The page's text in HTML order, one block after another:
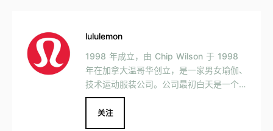
lululemon
1998 年成立，由 Chip Wilson 于 1998
年在加拿大温哥华创立，是一家男女瑜伽、
技术运动服装公司。公司最初白天是一个设
计工作室，晚上则作为瑜伽工作室，但很快
在 2000 年 11 月成为一家独立店铺。
关注